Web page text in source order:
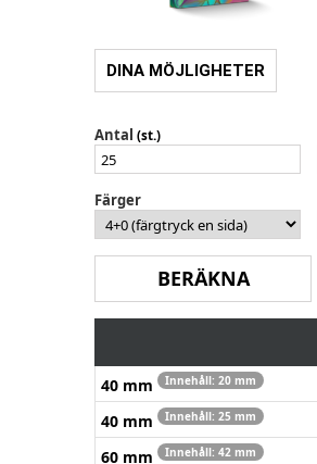
DINA MÖJLIGHETER
Antal (st.)
Färger
40 mm Innehåll: 20 mm
40 mm Innehåll: 25 mm
60 mm Innehåll: 42 mm